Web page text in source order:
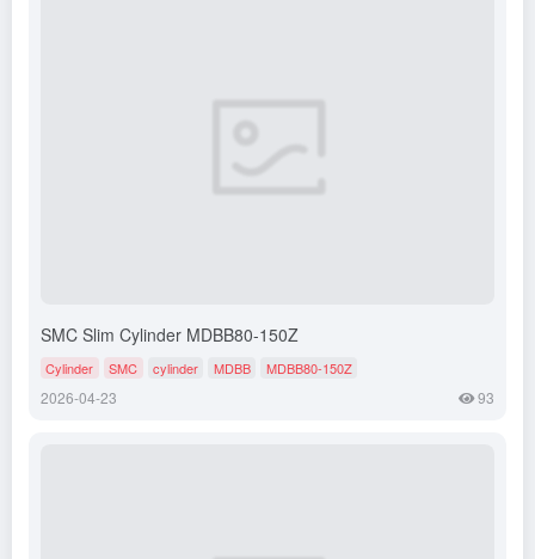
SMC Slim Cylinder MDBB80-150Z
Cylinder SMC cylinder MDBB MDBB80-150Z
2026-04-23 93